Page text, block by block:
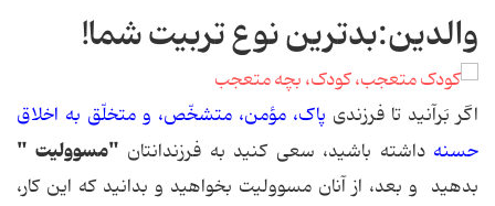
والدین:بدترین نوع تربیت شما!
اگر بَرآنید تا فرزندی پاک، مؤمن، متشخّص، و متخلّق به اخلاق
حسنه داشته باشید، سعی کنید به فرزندانتان "مسوولیت "
بدهید و بعد، از آنان مسوولیت بخواهید و بدانید که این کار،